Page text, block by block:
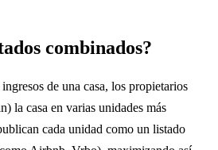
combinados?
de una casa, los propietarios
la casa en varias unidades más
cada unidad como un listado